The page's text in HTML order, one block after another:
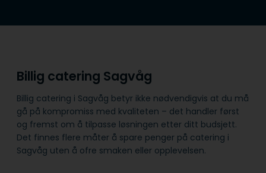
Billig catering Sagvåg
Billig catering i Sagvåg betyr ikke nødvendigvis at du må
gå på kompromiss med kvaliteten – det handler først
og fremst om å tilpasse løsningen etter ditt budsjett.
Det finnes flere måter å spare penger på catering i
Sagvåg uten å ofre smaken eller opplevelsen.